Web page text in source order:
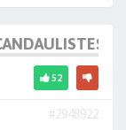
52
#2948922